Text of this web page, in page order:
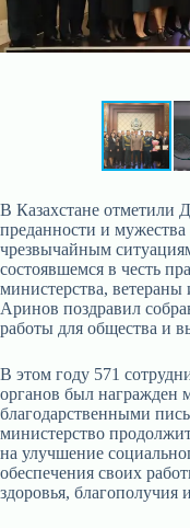
В Казахстане отметили
преданности и
чрезвычайным
состоявшемся в честь
министерства,
Аринов поздравил
работы для общества и
В этом году 571
органов был награжден
благодарственными
министерство
на улучшение
обеспечения своих
здоровья, благополучия